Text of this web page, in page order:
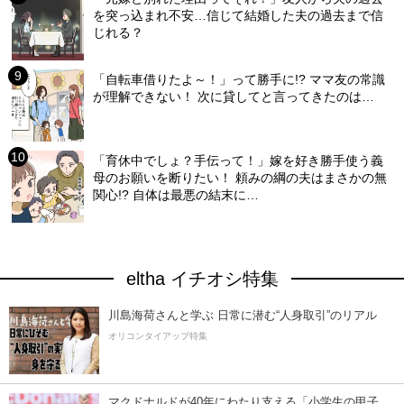
を突っ込まれ不安…信じて結婚した夫の過去まで信
じれる？
「自転車借りたよ～！」って勝手に!? ママ友の常識
が理解できない！ 次に貸してと言ってきたのは…
「育休中でしょ？手伝って！」嫁を好き勝手使う義
母のお願いを断りたい！ 頼みの綱の夫はまさかの無
関心!? 自体は最悪の結末に…
eltha イチオシ特集
川島海荷さんと学ぶ 日常に潜む“人身取引”のリアル
オリコンタイアップ特集